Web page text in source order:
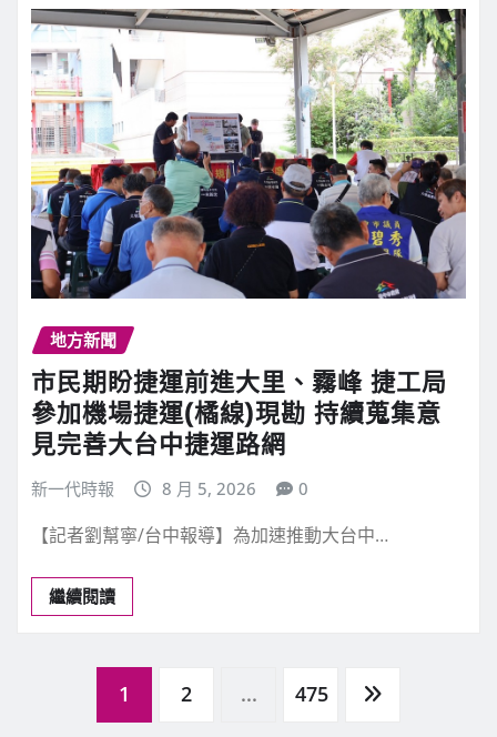
地方新聞
市民期盼捷運前進大里、霧峰 捷工局
參加機場捷運(橘線)現勘 持續蒐集意
見完善大台中捷運路網
新一代時報 8 月 5, 2026 0
【記者劉幫寧/台中報導】為加速推動大台中…
繼續閱讀
1 2 ... 475